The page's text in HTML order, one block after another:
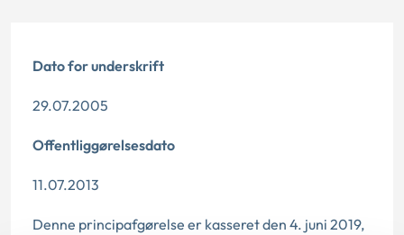
Dato for underskrift
29.07.2005
Offentliggørelsesdato
11.07.2013
Denne principafgørelse er kasseret den 4. juni 2019,